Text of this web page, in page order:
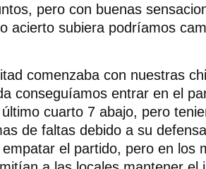
pero con buenas
acierto subiera podríamos
comenzaba con nuestras
conseguíamos entrar en el
cuarto 7 abajo, pero
de faltas debido a su
el partido, pero en los